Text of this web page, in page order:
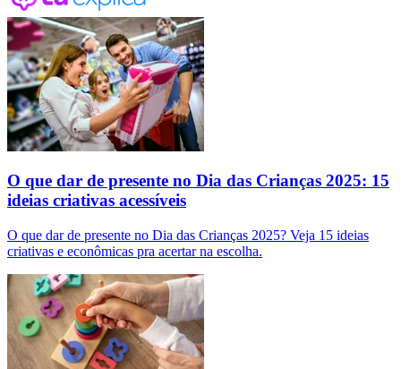
O que dar de presente no Dia das Crianças 2025: 15
ideias criativas acessíveis
O que dar de presente no Dia das Crianças 2025? Veja 15 ideias
criativas e econômicas pra acertar na escolha.